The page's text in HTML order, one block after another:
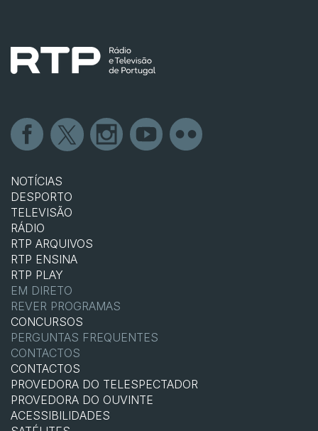
NOTÍCIAS
DESPORTO
TELEVISÃO
RÁDIO
RTP ARQUIVOS
RTP ENSINA
RTP PLAY
EM DIRETO
REVER PROGRAMAS
CONCURSOS
PERGUNTAS FREQUENTES
CONTACTOS
CONTACTOS
PROVEDORA DO TELESPECTADOR
PROVEDORA DO OUVINTE
ACESSIBILIDADES